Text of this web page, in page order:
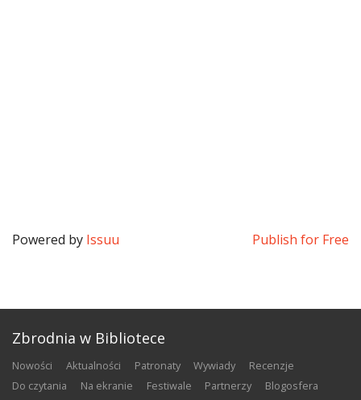
Powered by Issuu Publish for Free
Zbrodnia w Bibliotece
nowości aktualności patronaty wywiady
recenzje
do czytania
na ekranie festiwale partnerzy
blogosfera